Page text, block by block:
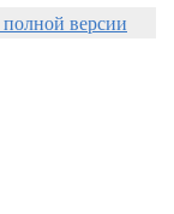
версии